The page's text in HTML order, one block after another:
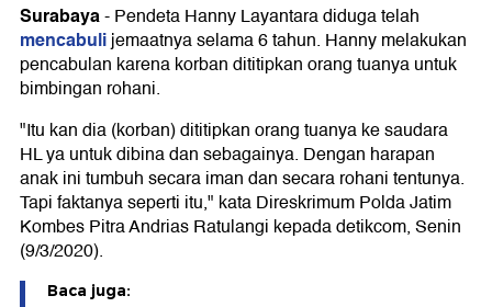
Surabaya-Pendeta Hanny Layantara diduga telah
mencabulijemaatnya selama 6 tahun. Hanny melakukan
pencabulan karena korban dititipkan orang tuanya untuk
bimbingan rohani.
"Itu kan dia (korban) dititipkan orang tuanya ke saudara
HL ya untuk dibina dan sebagainya. Dengan harapan
anak ini tumbuh secara iman dan secara rohani tentunya.
Tapi faktanya seperti itu," kata Direskrimum Polda Jatim
Kombes Pitra Andrias Ratulangi kepada detikcom, Senin
(9/3/2020).
Baca juga: